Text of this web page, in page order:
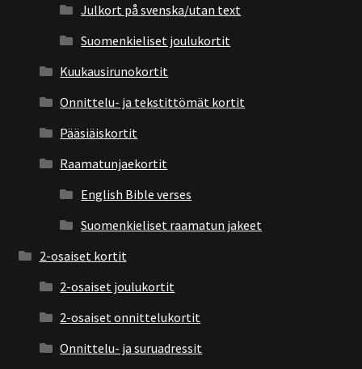
Julkort på svenska/utan text
Suomenkieliset joulukortit
Kuukausirunokortit
Onnittelu- ja tekstittömät kortit
Pääsiäiskortit
Raamatunjaekortit
English Bible verses
Suomenkieliset raamatun jakeet
2-osaiset kortit
2-osaiset joulukortit
2-osaiset onnittelukortit
Onnittelu- ja suruadressit